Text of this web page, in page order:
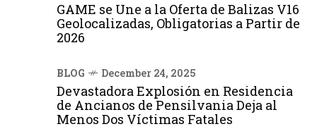
GAME se Une a la Oferta de Balizas V16
Geolocalizadas, Obligatorias a Partir de
2026
BLOG December 24, 2025
Devastadora Explosión en Residencia
de Ancianos de Pensilvania Deja al
Menos Dos Víctimas Fatales